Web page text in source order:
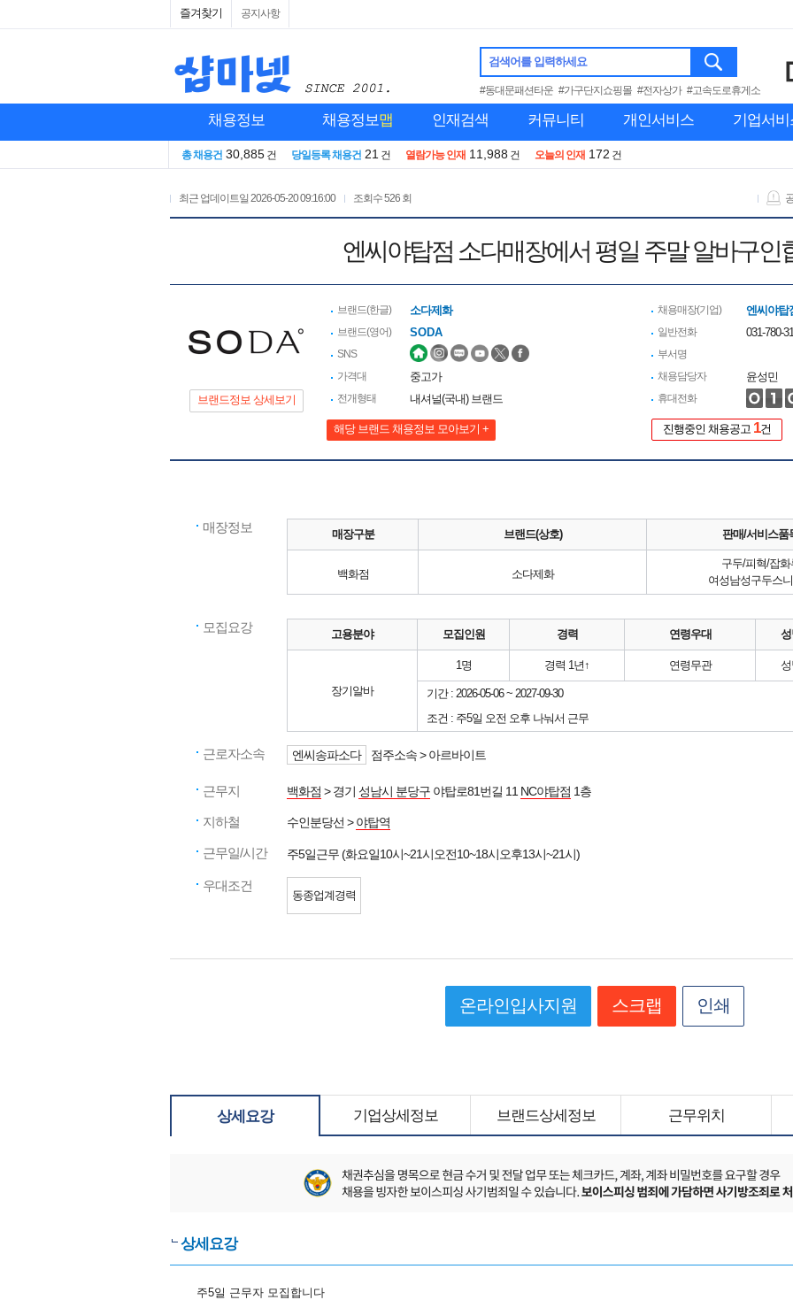
즐겨찾기 공지사항
검색어를 입력하세요
#동대문패션타운 #가구단지쇼핑몰 #전자상가 #고속도로휴게소
채용정보 채용정보맵 인재검색 커뮤니티 개인서비스 기업서비
총 채용건 30,885 건 당일등록 채용건 21 건 열람가능 인재 11,988 건 오늘의 인재 172 건
최근 업데이트일 2026-05-20 09:16:00 조회수526 회
엔씨야탑점 소다매장에서 평일 주말 알바구인
브랜드정보 상세보기
브랜드(한글) 소다제화
브랜드(영어) SODA
SNS
가격대
중고가
전개형태 내셔널(국내) 브랜드
해당 브랜드 채용정보 모아보기 +
채용매장(기업) 엔씨야탑
일반전화 031-780-
부서명
채용담당자
윤성민
휴대전화
진행중인 채용공고 1건
매장정보 매장구분 브랜드(상호) 판매/서비스품
백화점 소다제화
구두/피혁/잡화
여성남성구두스
모집요강 고용분야 모집인원 경력 연령우대
장기알바
1명 경력 1년↑ 연령무관
기간 : 2026-05-06 ~ 2027-09-30
조건 : 주5일 오전 오후 나눠서 근무
근로자소속 엔씨송파소다 점주소속 > 아르바이트
근무지 백화점 > 경기 성남시 분당구 야탑로81번길 11 NC야탑점 1층
지하철 수인분당선 >야탑역
근무일/시간 주5일근무 (화요일10시~21시오전10~18시오후13시~21시)
우대조건
동종업계경력
온라인입사지원 스크랩 인쇄
상세요강 기업상세정보 브랜드상세정보 근무위치
상세요강
주5일 근무자 모집합니다